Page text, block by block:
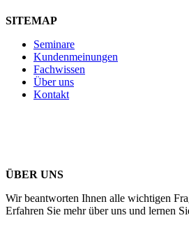
SITEMAP
Seminare
Kundenmeinungen
Fachwissen
Über uns
Kontakt
ÜBER UNS
Wir beantworten Ihnen alle wichtigen
Erfahren Sie mehr über uns und lernen